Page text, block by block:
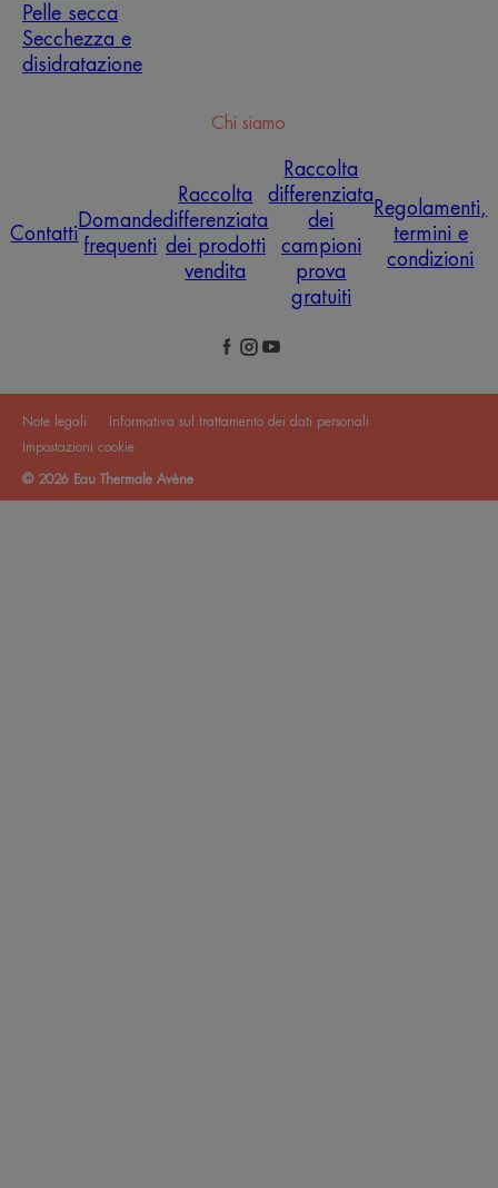
Pelle secca
Secchezza e
disidratazione
Chi siamo
Contatti
Domande
frequenti
Raccolta
differenziata
dei prodotti
vendita
Raccolta
differenziata
dei
campioni
prova
gratuiti
Regolamenti,
termini e
condizioni
Note legali
Informativa sul trattamento dei dati personali
Impostazioni cookie
© 2026 Eau Thermale Avène